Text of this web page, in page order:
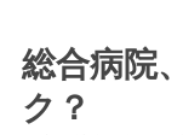
総合病院
ク？